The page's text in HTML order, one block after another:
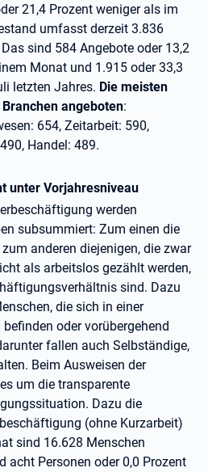
21,4 Prozent weniger als im
umfasst derzeit 3.836
sind 584 Angebote oder 13,2
Monat und 1.915 oder 33,3
letzten Jahres. Die meisten
angeboten:
654, Zeitarbeit: 590,
Handel: 489.
unter Vorjahresniveau
werden
subsummiert: Zum einen die
anderen diejenigen, die zwar
als arbeitslos gezählt werden,
sind. Dazu
die sich in einer
oder vorübergehend
fallen auch Selbständige,
Beim Ausweisen der
um die transparente
Dazu die
(ohne Kurzarbeit)
sind 16.628 Menschen
acht Personen oder 0,0 Prozent